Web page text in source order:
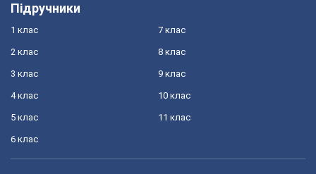
Підручники
1 клас
2 клас
3 клас
4 клас
5 клас
6 клас
7 клас
8 клас
9 клас
10 клас
11 клас